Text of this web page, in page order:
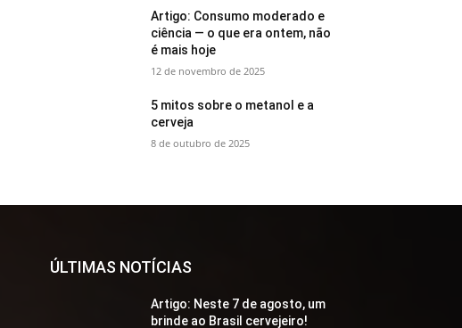
Artigo: Consumo moderado e
ciência — o que era ontem, não
é mais hoje
12 de novembro de 2025
5 mitos sobre o metanol e a
cerveja
8 de outubro de 2025
ÚLTIMAS NOTÍCIAS
Artigo: Neste 7 de agosto, um
brinde ao Brasil cervejeiro!